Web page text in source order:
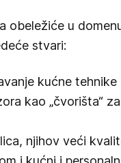
obeležiće u
stvari:
kućne tehnike
kao „čvorišta“
njihov veći